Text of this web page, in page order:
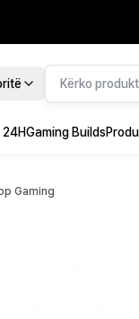
24HGaming Builds
Gaming